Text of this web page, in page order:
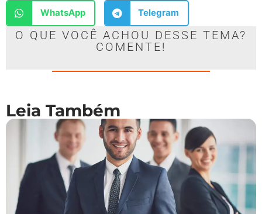
WhatsApp Telegram
O QUE VOCÊ ACHOU DESSE TEMA?
COMENTE!
Leia Também